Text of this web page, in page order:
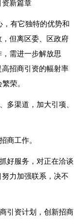
资新篇章
有它独特的优势和
但离区委、区政府
需进一步解放思
招商引资的幅射率
荣。
多渠道，加大引项、
商工作。
好服务，对正在洽谈
力加强联系，决不
引资计划，创新招商